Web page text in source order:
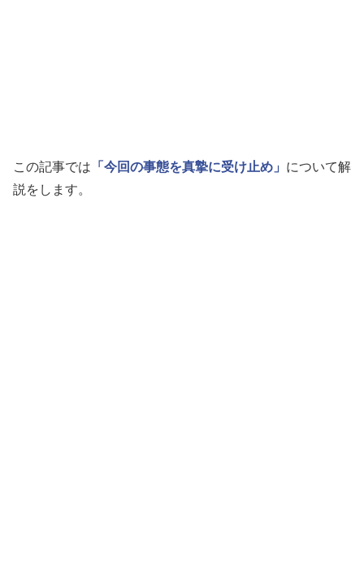
この記事では 「今回の事態を真摯に受け止め」 について解
説をします。